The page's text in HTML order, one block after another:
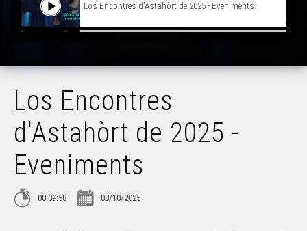
Los Encontres d'Astahòrt de 2025 - Eveniments
La Felibrejada de Sarlat de 2025 - Eveniments
Hèsta de l'Agricultura Paisana - Eveniments
Los Encontres
d'Astahòrt de 2025 -
Eveniments
00:09:58 08/10/2025